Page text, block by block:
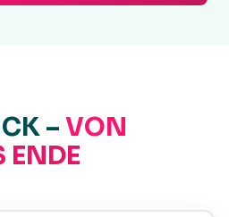
– VON
ENDE